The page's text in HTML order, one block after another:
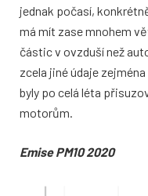
jednak počasí,
má mít zase mnohem
částic v ovzduší než
zcela jiné údaje zejmé
byly po celá léta
motorům.
Emise PM10 2020